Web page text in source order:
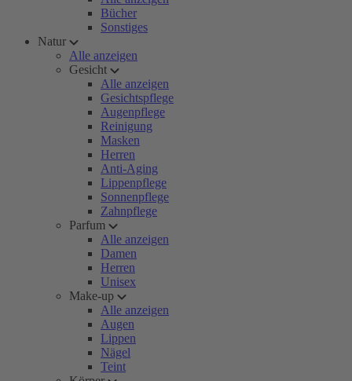
Bücher
Sonstiges
Natur
Alle anzeigen
Gesicht
Alle anzeigen
Gesichtspflege
Augenpflege
Reinigung
Masken
Herren
Anti-Aging
Lippenpflege
Sonnenpflege
Zahnpflege
Parfum
Alle anzeigen
Damen
Herren
Unisex
Make-up
Alle anzeigen
Augen
Lippen
Nägel
Teint